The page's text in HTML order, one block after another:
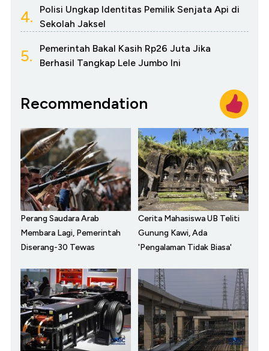
4.
Polisi Ungkap Identitas Pemilik Senjata Api di
Sekolah Jaksel
5.
Pemerintah Bakal Kasih Rp26 Juta Jika
Berhasil Tangkap Lele Jumbo Ini
Recommendation
Perang Saudara Arab
Membara Lagi, Pemerintah
Diserang-30 Tewas
Cerita Mahasiswa UB Teliti
Gunung Kawi, Ada
'Pengalaman Tidak Biasa'